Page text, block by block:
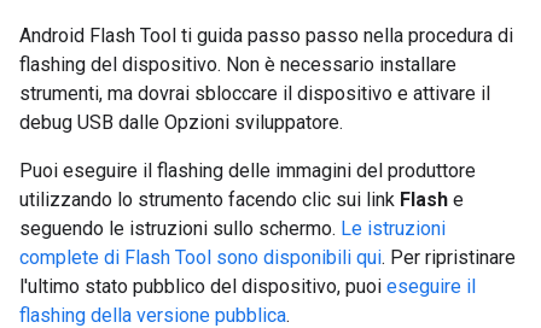
Android Flash Tool ti guida passo passo nella procedura di
flashing del dispositivo. Non è necessario installare
strumenti, ma dovrai sbloccare il dispositivo e attivare il
debug USB dalle Opzioni sviluppatore.
Puoi eseguire il flashing delle immagini del produttore
utilizzando lo strumento facendo clic sui link Flash e
seguendo le istruzioni sullo schermo. Le istruzioni
complete di Flash Tool sono disponibili qui. Per ripristinare
l'ultimo stato pubblico del dispositivo, puoi eseguire il
flashing della versione pubblica.